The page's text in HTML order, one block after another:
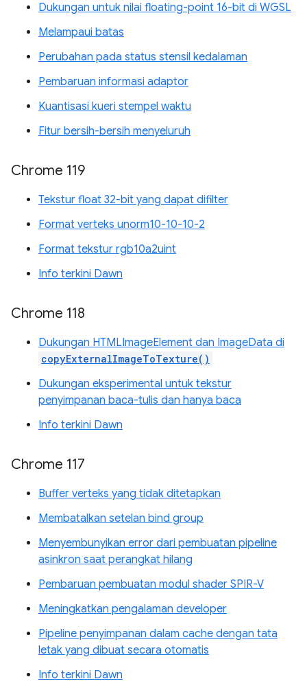
Dukungan untuk nilai floating-point 16-bit di WGSL
Melampaui batas
Perubahan pada status stensil kedalaman
Pembaruan informasi adaptor
Kuantisasi kueri stempel waktu
Fitur bersih-bersih menyeluruh
Chrome 119
Tekstur float 32-bit yang dapat difilter
Format verteks unorm10-10-10-2
Format tekstur rgb10a2uint
Info terkini Dawn
Chrome 118
Dukungan HTMLImageElement dan ImageData di
copyExternalImageToTexture()
Dukungan eksperimental untuk tekstur
penyimpanan baca-tulis dan hanya baca
Info terkini Dawn
Chrome 117
Buffer verteks yang tidak ditetapkan
Membatalkan setelan bind group
Menyembunyikan error dari pembuatan pipeline
asinkron saat perangkat hilang
Pembaruan pembuatan modul shader SPIR-V
Meningkatkan pengalaman developer
Pipeline penyimpanan dalam cache dengan tata
letak yang dibuat secara otomatis
Info terkini Dawn